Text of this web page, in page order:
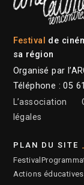
Festival de
sa région
Organisé par
Téléphone : 05
L’association
légales
PLAN DU SITE
Festival
Actions éducatives